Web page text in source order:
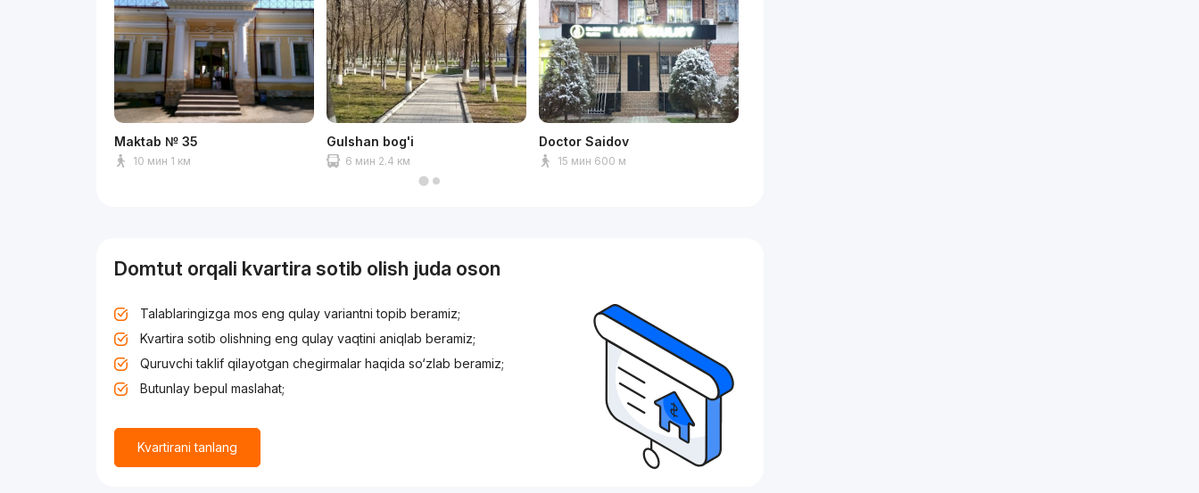
Maktab № 35
10 мин 1 км
Gulshan bog'i
6 мин 2.4 км
Doctor Saidov
15 мин 600 м
Domtut orqali kvartira sotib olish juda oson
Talablaringizga mos eng qulay variantni topib beramiz;
Kvartira sotib olishning eng qulay vaqtini aniqlab beramiz;
Quruvchi taklif qilayotgan chegirmalar haqida so‘zlab beramiz;
Butunlay bepul maslahat;
Kvartirani tanlang